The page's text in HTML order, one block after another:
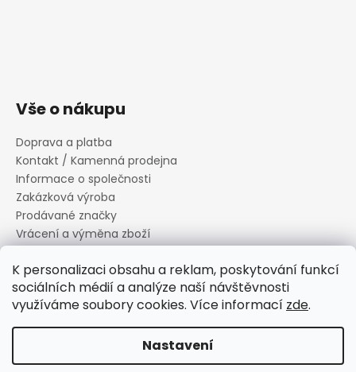
K personalizaci obsahu a reklam, poskytování funkcí
sociálních médií a analýze naší návštěvnosti
využíváme soubory cookies. Více informací zde.
Nastavení
Vše o nákupu
Doprava a platba
Kontakt / Kamenná prodejna
Informace o společnosti
Zakázková výroba
Prodávané značky
Vrácení a výměna zboží
Informace o souborech cookies
Reklamační řád
Obchodní podmínky